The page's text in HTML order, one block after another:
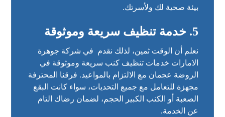
بيئة صحية لك ولأسرتك.
5. خدمة تنظيف سريعة وموثوقة
نعلم أن الوقت ثمين، لذلك نقدم في شركة جوهرة
الامارات خدمات تنظيف كنب سريعة وموثوقة في
الروضة عجمان مع الالتزام بالمواعيد. فرقنا المحترفة
مجهزة للتعامل مع جميع التحديات، سواء كانت البقع
الصعبة أو الكنب الكبير الحجم، لضمان رضاك التام
عن الخدمة.